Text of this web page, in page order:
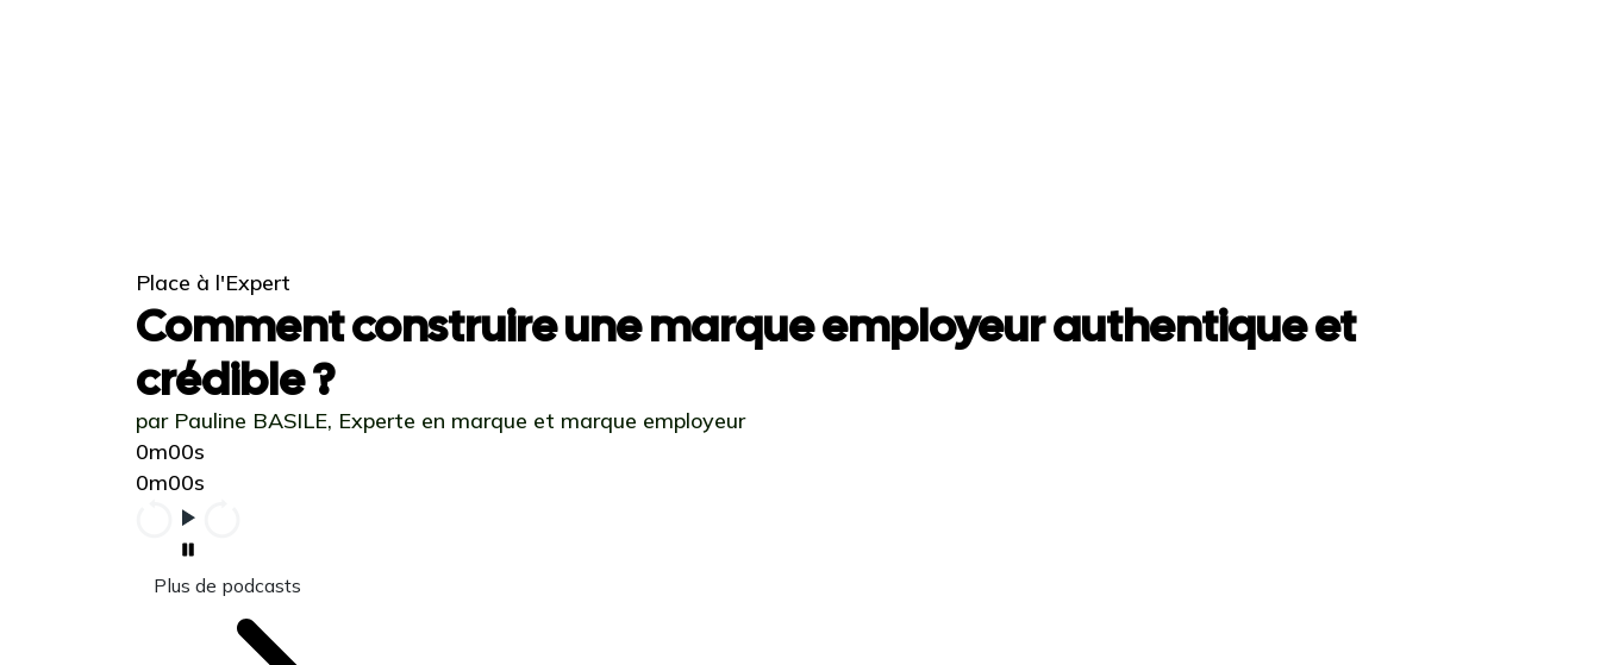
Place à l'Expert
Comment construire une marque employeur authentique et
crédible ?
par Pauline BASILE, Experte en marque et marque employeur
0m00s
0m00s
Plus de podcasts